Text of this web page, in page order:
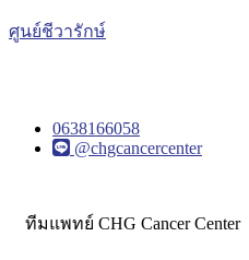
ศูนย์ชีวารักษ์
0638166058
@chgcancercenter
ทีมแพทย์ CHG Cancer Center